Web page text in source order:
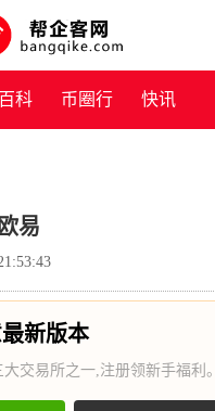
百科 币圈行 快讯
易
新版本
交易所之一,注册领新手福利。